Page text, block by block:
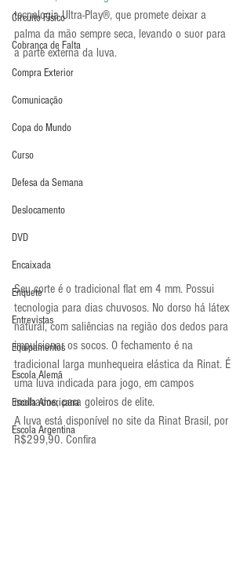
Circuito Físico
Cobrança de Falta
Compra Exterior
Comunicação
Copa do Mundo
Curso
Defesa da Semana
Deslocamento
DVD
Encaixada
Enquete
Entrevistas
Equipamentos
Escola Alemã
Escola Americana
Escola Argentina
tecnologia Ultra-Play®, que promete deixar a
palma da mão sempre seca, levando o suor para
a parte externa da luva.
Seu corte é o tradicional flat em 4 mm. Possui
tecnologia para dias chuvosos. No dorso há látex
natural, com saliências na região dos dedos para
impulsionar os socos. O fechamento é na
tradicional larga munhequeira elástica da Rinat. É
uma luva indicada para jogo, em campos
molhados, para goleiros de elite.
A luva está disponível no site da Rinat Brasil, por
R$299,90. Confira